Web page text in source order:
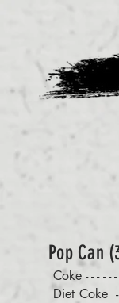
Pop Can
Coke - - - - -
Diet Coke -